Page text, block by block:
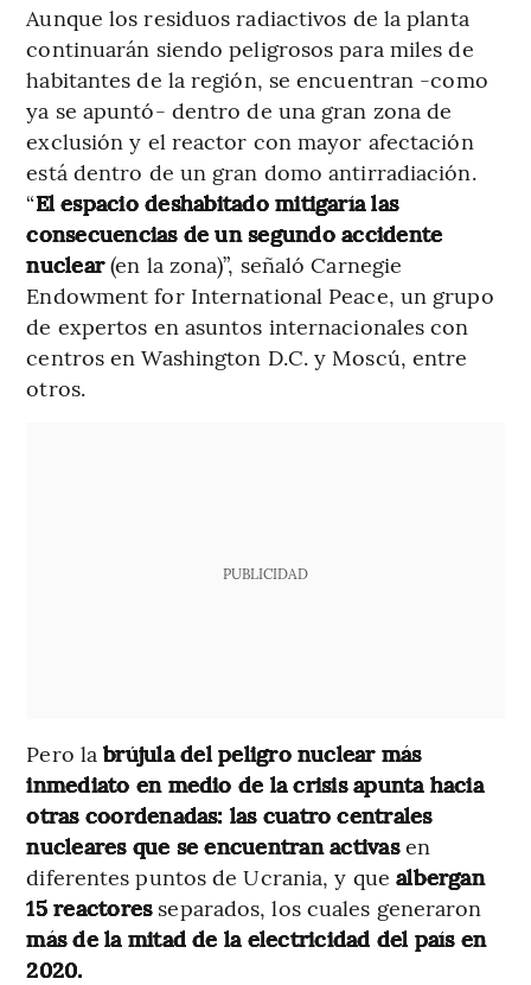
Aunque los residuos radiactivos de la planta
continuarán siendo peligrosos para miles de
habitantes de la región, se encuentran -como
ya se apuntó- dentro de una gran zona de
exclusión y el reactor con mayor afectación
está dentro de un gran domo antirradiación.
“El espacio deshabitado mitigaría las
consecuencias de un segundo accidente
nuclear(en la zona)”, señaló Carnegie
Endowment for International Peace, un grupo
de expertos en asuntos internacionales con
centros en Washington D.C. y Moscú, entre
otros.
PUBLICIDAD
Pero labrújula del peligro nuclear más
inmediato en medio de la crisis apunta hacia
otras coordenadas: las cuatro centrales
nucleares que se encuentran activasen
diferentes puntos de Ucrania, y que albergan
15 reactoresseparados, los cuales generaron
más de la mitad de la electricidad del país en
2020.